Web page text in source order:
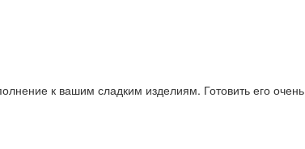
к вашим сладким изделиям. Готовить его очень